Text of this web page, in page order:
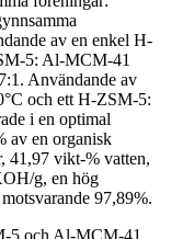
av en enkel H-
5: Al-MCM-41
Användande av
och ett H-ZSM-5:
i en optimal
av en organisk
41,97 vikt-% vatten,
g, en hög
97,89%.
5 och Al-MCM-41